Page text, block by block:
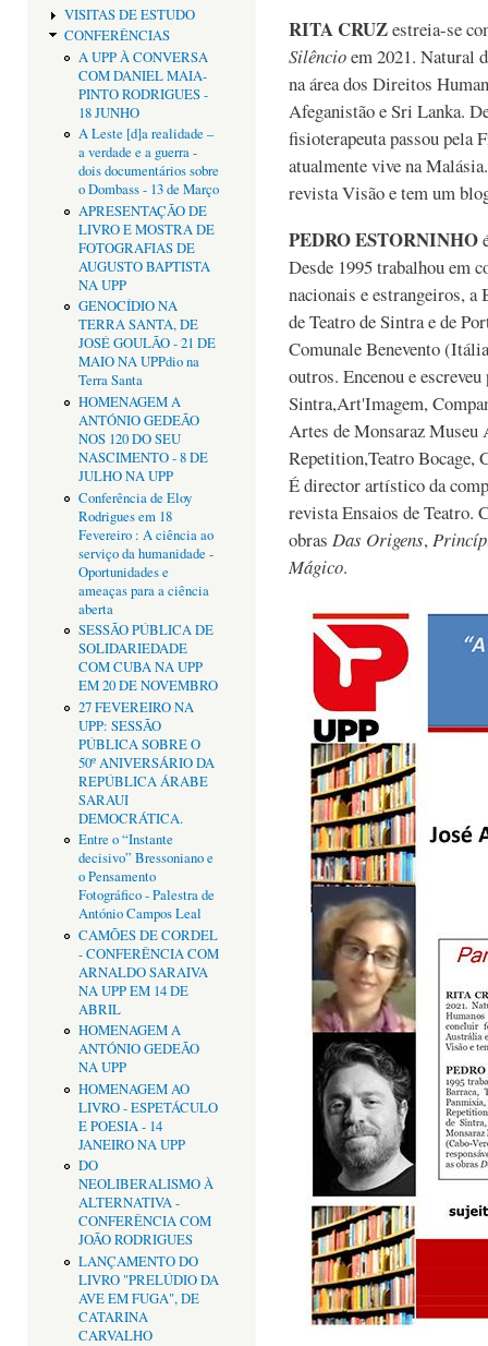
VISITAS DE ESTUDO
CONFERÊNCIAS
A UPP À CONVERSA
COM DANIEL MAIA-
PINTO RODRIGUES -
18 JUNHO
A Leste [d]a realidade –
a verdade e a guerra -
dois documentários sobre
o Dombass - 13 de Março
APRESENTAÇÃO DE
LIVRO E MOSTRA DE
FOTOGRAFIAS DE
AUGUSTO BAPTISTA
NA UPP
GENOCÍDIO NA
TERRA SANTA, DE
JOSÉ GOULÃO - 21 DE
MAIO NA UPPdio na
Terra Santa
HOMENAGEM A
ANTÓNIO GEDEÃO
NOS 120 DO SEU
NASCIMENTO - 8 DE
JULHO NA UPP
Conferência de Eloy
Rodrigues em 18
Fevereiro : A ciência ao
serviço da humanidade -
Oportunidades e
ameaças para a ciência
aberta
SESSÃO PÚBLICA DE
SOLIDARIEDADE
COM CUBA NA UPP
EM 20 DE NOVEMBRO
27 FEVEREIRO NA
UPP: SESSÃO
PÚBLICA SOBRE O
50º ANIVERSÁRIO DA
REPÚBLICA ÁRABE
SARAUI
DEMOCRÁTICA.
Entre o “Instante
decisivo” Bressoniano e
o Pensamento
Fotográfico - Palestra de
António Campos Leal
CAMÕES DE CORDEL
- CONFERÊNCIA COM
ARNALDO SARAIVA
NA UPP EM 14 DE
ABRIL
HOMENAGEM A
ANTÓNIO GEDEÃO
NA UPP
HOMENAGEM AO
LIVRO - ESPETÁCULO
E POESIA - 14
JANEIRO NA UPP
DO
NEOLIBERALISMO À
ALTERNATIVA -
CONFERÊNCIA COM
JOÃO RODRIGUES
LANÇAMENTO DO
LIVRO "PRELÚDIO DA
AVE EM FUGA", DE
CATARINA
CARVALHO
RITA CRUZestreia-se
Silêncioem 2021. Natural
na área dos Direitos
Afeganistão e Sri Lanka.
fisioterapeuta passou pela
atualmente vive na
revista Visão e tem um
PEDRO ESTORNINHO
Desde 1995 trabalhou em
nacionais e estrangeiros, a
de Teatro de Sintra e de
Comunale Benevento
outros. Encenou e
Sintra,Art'Imagem,
Artes de Monsaraz Museu
Repetition,Teatro Bocage,
É director artístico da
revista Ensaios de Teatro.
obras Das Origens,
Mágico.